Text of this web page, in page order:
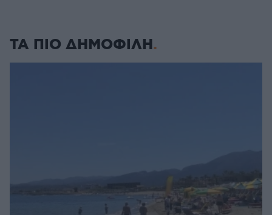
ΤΑ ΠΙΟ ΔΗΜΟΦΙΛΗ